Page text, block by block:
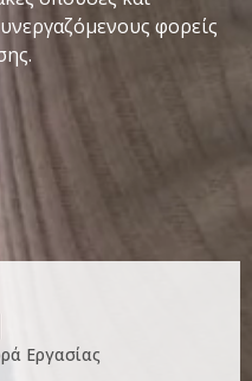
φορείς
Εργασίας